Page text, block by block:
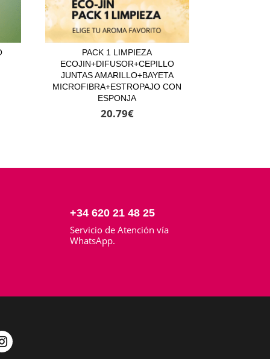
PACK 1 LIMPIEZA
ECOJIN+DIFUSOR+CEPILLO
JUNTAS AMARILLO+BAYETA
MICROFIBRA+ESTROPAJO CON
ESPONJA
20.79€
+34 620 21 48 25
Servicio de Atención vía
WhatsApp.